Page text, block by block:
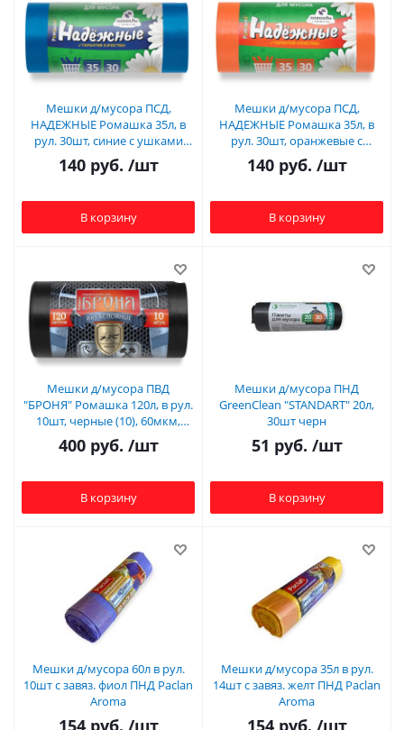
Мешки д/мусора ПСД,
НАДЕЖНЫЕ Ромашка 35л, в
рул. 30шт, синие с ушками
(20), 12мкм, ВЛ-034-30У
140руб. /шт
В корзину
Мешки д/мусора ПСД,
НАДЕЖНЫЕ Ромашка 35л, в
рул. 30шт, оранжевые с
ушками (20), 12мкм, ВЛ-036-
30У
140руб. /шт
В корзину
Мешки д/мусора ПВД
"БРОНЯ" Ромашка 120л, в рул.
10шт, черные (10), 60мкм,
ВР-0010
400руб. /шт
В корзину
Мешки д/мусора ПНД
GreenClean "STANDART" 20л,
30шт черн
51 руб. /шт
В корзину
Мешки д/мусора 60л в рул.
10шт с завяз. фиол ПНД Paclan
Aroma
154руб. /шт
Мешки д/мусора 35л в рул.
14шт с завяз. желт ПНД Paclan
Aroma
154руб. /шт